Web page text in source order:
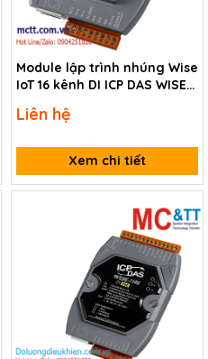
Module lập trình nhúng Wise
IoT 16 kênh DI ICP DAS WISE-
Liên hệ
Xem chi tiết